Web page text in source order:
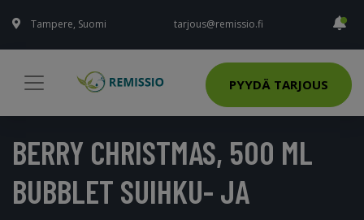
Tampere, Suomi tarjous@remissio.fi
PYYDÄ TARJOUS
BERRY CHRISTMAS, 500 ML
BUBBLET SUIHKU- JA